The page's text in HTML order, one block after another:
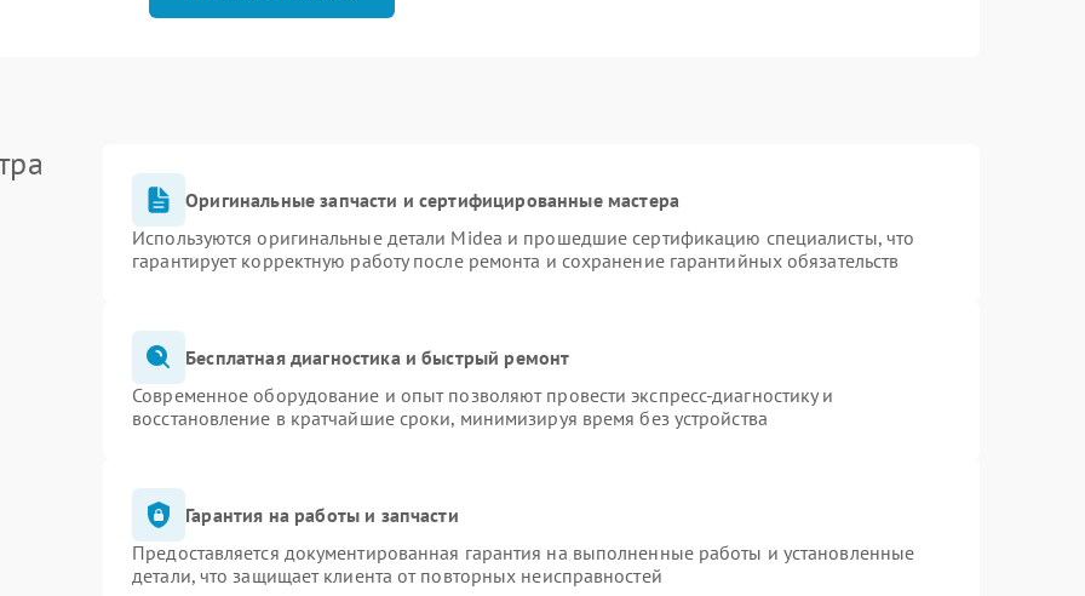
Оригинальные запчасти и сертифицированные мастера
Используются оригинальные детали Midea и прошедшие сертификацию специалисты, что
гарантирует корректную работу после ремонта и сохранение гарантийных обязательств
Бесплатная диагностика и быстрый ремонт
Современное оборудование и опыт позволяют провести экспресс-диагностику и
восстановление в кратчайшие сроки, минимизируя время без устройства
Гарантия на работы и запчасти
Предоставляется документированная гарантия на выполненные работы и установленные
детали, что защищает клиента от повторных неисправностей